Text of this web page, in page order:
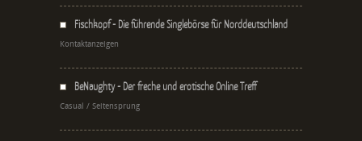
Fischkopf - Die führende Singlebörse für Norddeutschland
Kontaktanzeigen
BeNaughty - Der freche und erotische Online Treff
Casual / Seitensprung